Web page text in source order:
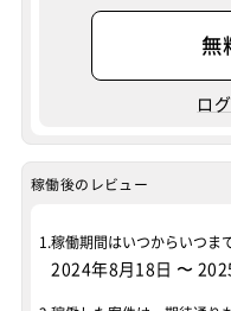
無
ロ
稼働後のレビュー
1.稼働期間はいつからいつま
2024年8月18日 〜